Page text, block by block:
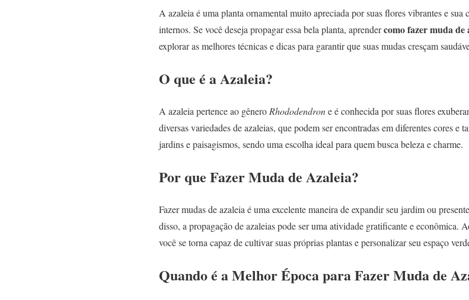
A azaleia é uma planta ornamental muito apreciada por suas flores vibrantes e sua
internos. Se você deseja propagar essa bela planta, aprendercomo fazer muda de
explorar as melhores técnicas e dicas para garantir que suas mudas cresçam
O que é a Azaleia?
A azaleia pertence ao gênero Rhododendrone é conhecida por suas flores
diversas variedades de azaleias, que podem ser encontradas em diferentes cores e
jardins e paisagismos, sendo uma escolha ideal para quem busca beleza e charme.
Por que Fazer Muda de Azaleia?
Fazer mudas de azaleia é uma excelente maneira de expandir seu jardim ou
disso, a propagação de azaleias pode ser uma atividade gratificante e econômica.
você se torna capaz de cultivar suas próprias plantas e personalizar seu espaço
Quando é a Melhor Época para Fazer Muda de